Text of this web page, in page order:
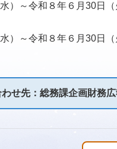
）～令和８年６月30日（
）～令和８年６月30日（
わせ先：総務課企画財務